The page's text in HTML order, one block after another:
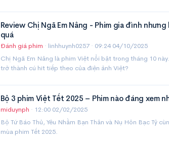
Review Chị Ngã Em Nâng - Phim gia đình
quá
Đánh giá phim · linhhuynh0257 · 09:24 04/10/2025
Chị Ngã Em Nâng là phim Việt nổi bật trong tháng 10
trở thành cú hit tiếp theo của điện ảnh Việt?
Bộ 3 phim Việt Tết 2025 – Phim nào đáng xem
miduynph · 12:00 02/02/2025
Bộ Tứ Báo Thủ, Yêu Nhầm Bạn Thân và Nụ Hôn Bạc Tỷ
mùa phim Tết 2025.